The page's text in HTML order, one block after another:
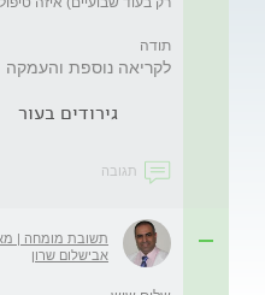
תודה
לקריאה נוספת והעמקה
גירודים בעור
תגובה
תשובת מומחה |
אבישלום שרון